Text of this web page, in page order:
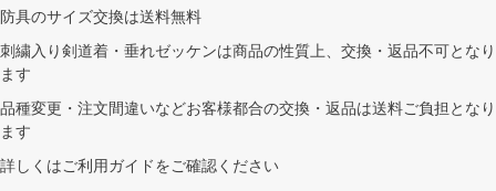
防具のサイズ交換は送料無料
刺繍入り剣道着・垂れゼッケンは商品の性質上、交換・返品不可となり
ます
品種変更・注文間違いなどお客様都合の交換・返品は送料ご負担となり
ます
詳しくはご利用ガイドをご確認ください